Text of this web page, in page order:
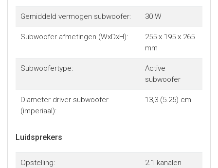
Gemiddeld vermogen subwoofer: 30 W
Subwoofer afmetingen (WxDxH):
255 x 195 x 265
mm
Subwoofertype:
Active
subwoofer
Diameter driver subwoofer
(imperiaal):
13,3 (5.25) cm
Luidsprekers
Opstelling: 2.1 kanalen